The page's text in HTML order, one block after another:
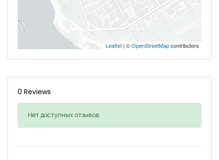
Leaflet | ©OpenStreetMapcontributors
0 Reviews
Нет доступных отзывов